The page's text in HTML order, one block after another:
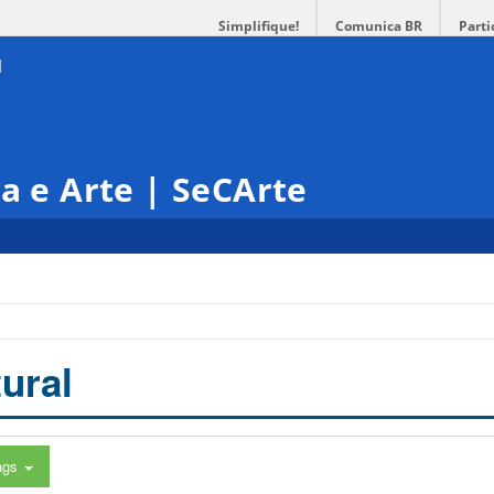
Simplifique! Comunica BR
e Arte | SeCArte